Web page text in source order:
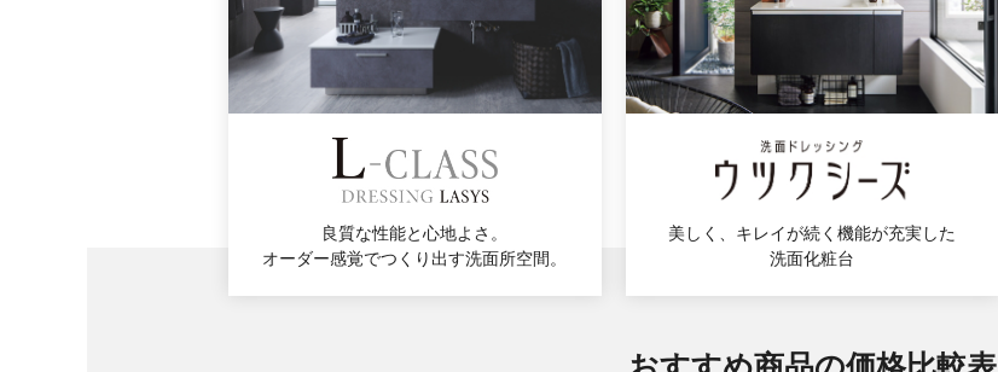
良質な性能と心地よさ。
オーダー感覚でつくり出す洗面所空間。
美しく、キレイが続く機能が充実した
洗面化粧台